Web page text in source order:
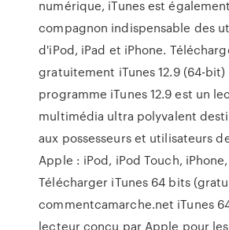
numérique, iTunes est
compagnon indispensable des
d'iPod, iPad et iPhone.
gratuitement iTunes 12.9 (64-bit)
programme iTunes 12.9 est un
multimédia ultra polyvalent
aux possesseurs et utilisateurs
Apple : iPod, iPod Touch,
Télécharger iTunes 64 bits
commentcamarche.net iTunes
lecteur conçu par Apple pour